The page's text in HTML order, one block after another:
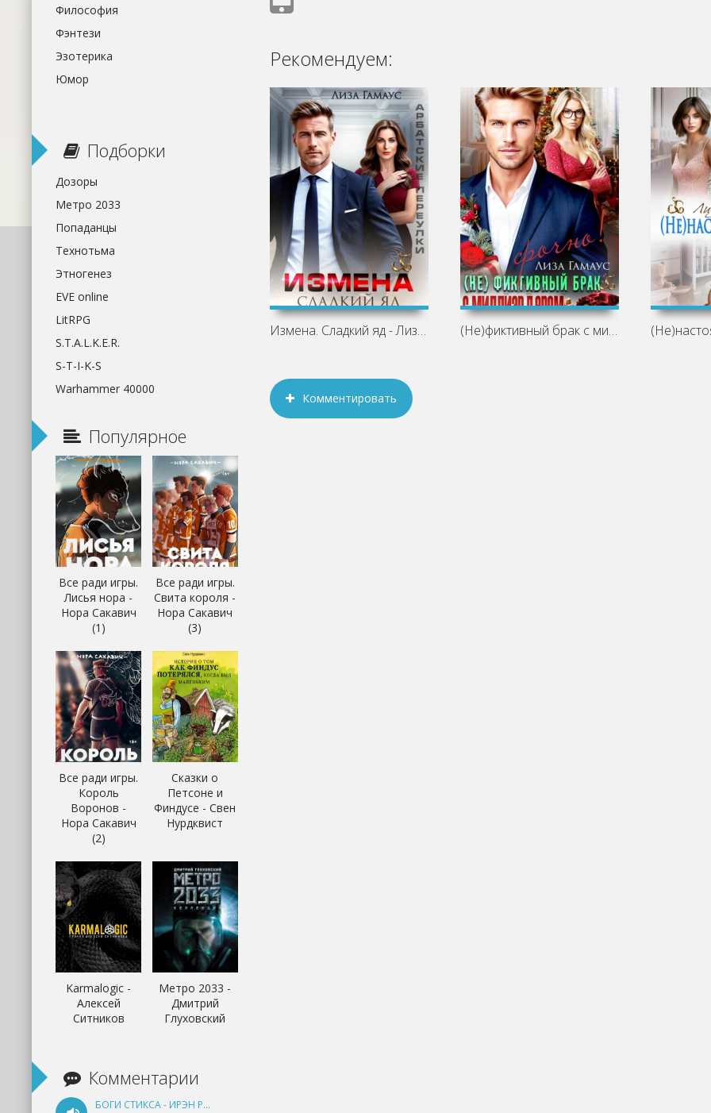
Рекомендуем:
Измена. Сладкий яд - Лиза Гамаус (Не)фиктивный брак с миллиардером.
Комментировать
Философия
Фэнтези
Эзотерика
Юмор
Подборки
Дозоры
Метро 2033
Попаданцы
Технотьма
Этногенез
EVE online
LitRPG
S.T.A.L.K.E.R.
S-T-I-K-S
Warhammer 40000
Популярное
Все ради игры.
Лисья нора -
Нора Сакавич
(1)
Все ради игры.
Свита короля -
Нора Сакавич
(3)
Все ради игры.
Король
Воронов -
Нора Сакавич
(2)
Сказки о
Петсоне и
Финдусе - Свен
Нурдквист
Karmalogic -
Алексей
Ситников
Метро 2033 -
Дмитрий
Глуховский
Комментарии
БОГИ СТИКСА - ИРЭН РУДКЕВИЧ